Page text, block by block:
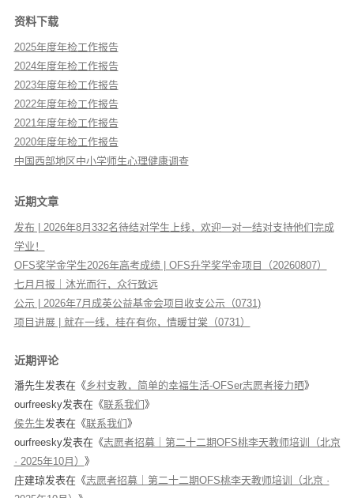
资料下载
2025年度年检工作报告
2024年度年检工作报告
2023年度年检工作报告
2022年度年检工作报告
2021年度年检工作报告
2020年度年检工作报告
中国西部地区中小学师生心理健康调查
近期文章
发布 | 2026年8月332名待结对学生上线，欢迎一对一结对支持他们完成
学业！
OFS奖学金学生2026年高考成绩 | OFS升学奖学金项目（20260807）
七月月报｜沐光而行，众行致远
公示 | 2026年7月成英公益基金会项目收支公示（0731)
项目进展 | 就在一线，桂在有你，情暖甘棠（0731）
近期评论
潘先生发表在《乡村支教，简单的幸福生活-OFSer志愿者接力晒》
ourfreesky发表在《联系我们 》
侯先生发表在《联系我们 》
ourfreesky发表在《志愿者招募｜第二十二期OFS桃李天教师培训（北京
· 2025年10月） 》
庄建琼发表在《志愿者招募｜第二十二期OFS桃李天教师培训（北京 ·